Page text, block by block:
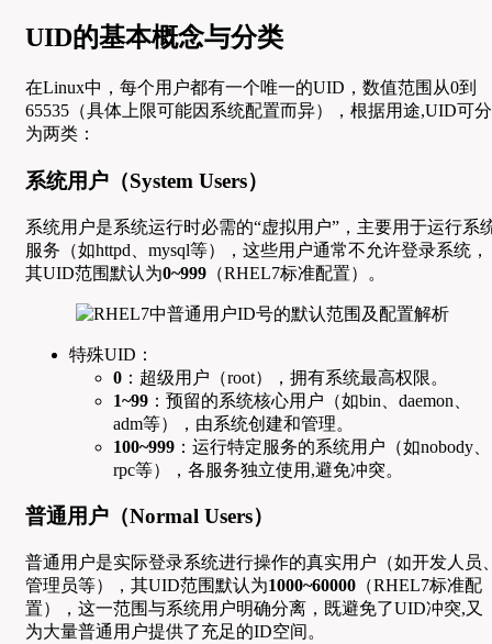
UID的基本概念与分类
在Linux中，每个用户都有一个唯一的UID，数值范围从0到
65535（具体上限可能因系统配置而异），根据用途,UID可分
为两类：
系统用户（System Users）
系统用户是系统运行时必需的“虚拟用户”，主要用于运行系
服务（如httpd、mysql等），这些用户通常不允许登录系统，
其UID范围默认为0~999 （RHEL7标准配置）。
特殊UID：
0 ：超级用户（root），拥有系统最高权限。
1~99 ：预留的系统核心用户（如bin、daemon、
adm等），由系统创建和管理。
100~999 ：运行特定服务的系统用户（如nobody、
rpc等），各服务独立使用,避免冲突。
普通用户（Normal Users）
普通用户是实际登录系统进行操作的真实用户（如开发人员
管理员等），其UID范围默认为1000~60000 （RHEL7标准配
置），这一范围与系统用户明确分离，既避免了UID冲突,又
为大量普通用户提供了充足的ID空间。